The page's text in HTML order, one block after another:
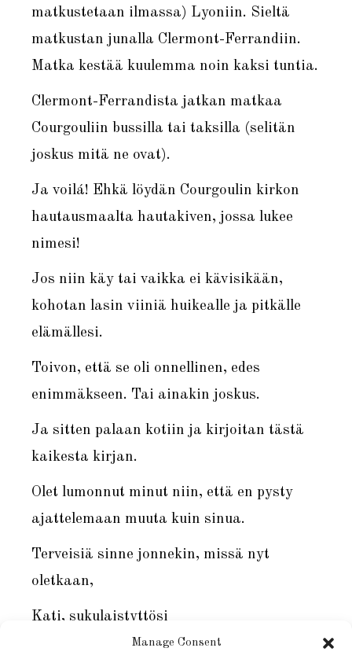
Manage Consent
matkustetaan ilmassa) Lyoniin. Sieltä
matkustan junalla Clermont-Ferrandiin.
Matka kestää kuulemma noin kaksi tuntia.
Clermont-Ferrandista jatkan matkaa
Courgouliin bussilla tai taksilla (selitän
joskus mitä ne ovat).
Ja voilá! Ehkä löydän Courgoulin kirkon
hautausmaalta hautakiven, jossa lukee
nimesi!
Jos niin käy tai vaikka ei kävisikään,
kohotan lasin viiniä huikealle ja pitkälle
elämällesi.
Toivon, että se oli onnellinen, edes
enimmäkseen. Tai ainakin joskus.
Ja sitten palaan kotiin ja kirjoitan tästä
kaikesta kirjan.
Olet lumonnut minut niin, että en pysty
ajattelemaan muuta kuin sinua.
Terveisiä sinne jonnekin, missä nyt
oletkaan,
Kati, sukulaistyttösi
P.S Tuo kuva, minkä tähän laitoin ei esitä